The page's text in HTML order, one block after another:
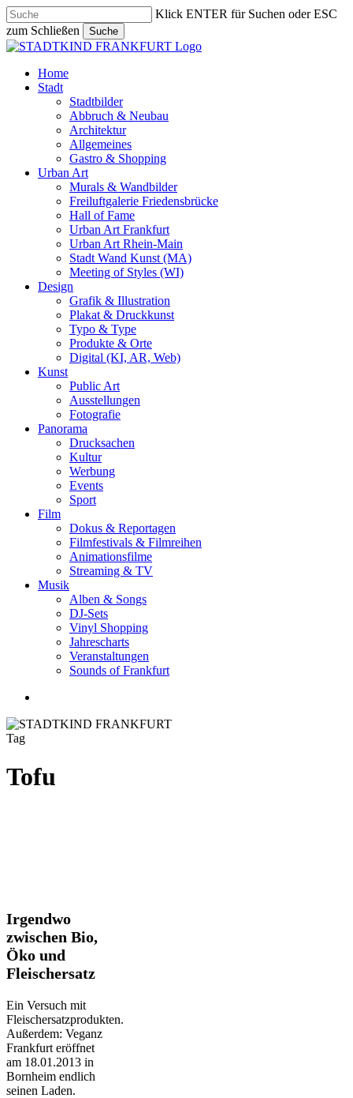
Skip
to
main
content
Klick ENTER für Suchen oder ESC
zum Schließen
Suche
Close
search
Menu
Home
Stadt
Stadtbilder
Abbruch & Neubau
Architektur
Allgemeines
Gastro & Shopping
Urban Art
Murals & Wandbilder
Freiluftgalerie Friedensbrücke
Hall of Fame
Urban Art Frankfurt
Urban Art Rhein-Main
Stadt Wand Kunst (MA)
Meeting of Styles (WI)
Design
Grafik & Illustration
Plakat & Druckkunst
Typo & Type
Produkte & Orte
Digital (KI, AR, Web)
Kunst
Public Art
Ausstellungen
Fotografie
Panorama
Drucksachen
Kultur
Werbung
Events
Sport
Film
Dokus & Reportagen
Filmfestivals & Filmreihen
Animationsfilme
Streaming & TV
Musik
Alben & Songs
DJ-Sets
Vinyl Shopping
Jahrescharts
Veranstaltungen
Sounds of Frankfurt
Tag
Tofu
Irgendwo
zwischen
Bio,
Öko
und
Irgendwo
zwischen Bio,
Öko und
Fleischersatz
Ein Versuch mit
Fleischersatzprodukten.
Außerdem: Veganz
Frankfurt eröffnet
am 18.01.2013 in
Bornheim endlich
seinen Laden.